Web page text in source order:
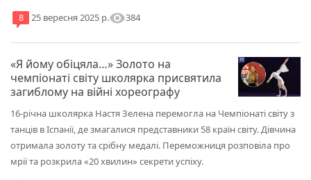
8 25 вересня 2025 р.visibility384
«Я йому обіцяла…» Золото на
чемпіонаті світу школярка присвятила
загиблому на війні хореографу
16-річна школярка Настя Зелена перемогла на Чемпіонаті світу з
танців в Іспанії, де змагалися представники 58 країн світу. Дівчина
отримала золоту та срібну медалі. Переможниця розповіла про
мрії та розкрила «20 хвилин» секрети успіху.